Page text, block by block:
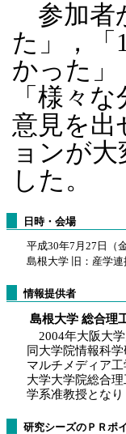
参加者
た」，「
かった」
「様々
意見を出
ョンが
した。
日時・会場
平成30年7月27日（
島根大学 旧：産学
情報提供者
島根大学 総合理
2004年大阪大学
同大学院情報科
マルチメディア
大学大学院総合
学系准教授となり
研究シーズのＰＲポ